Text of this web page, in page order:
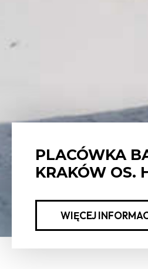
PLACÓWKA
KRAKÓW OS.
WIĘCEJ